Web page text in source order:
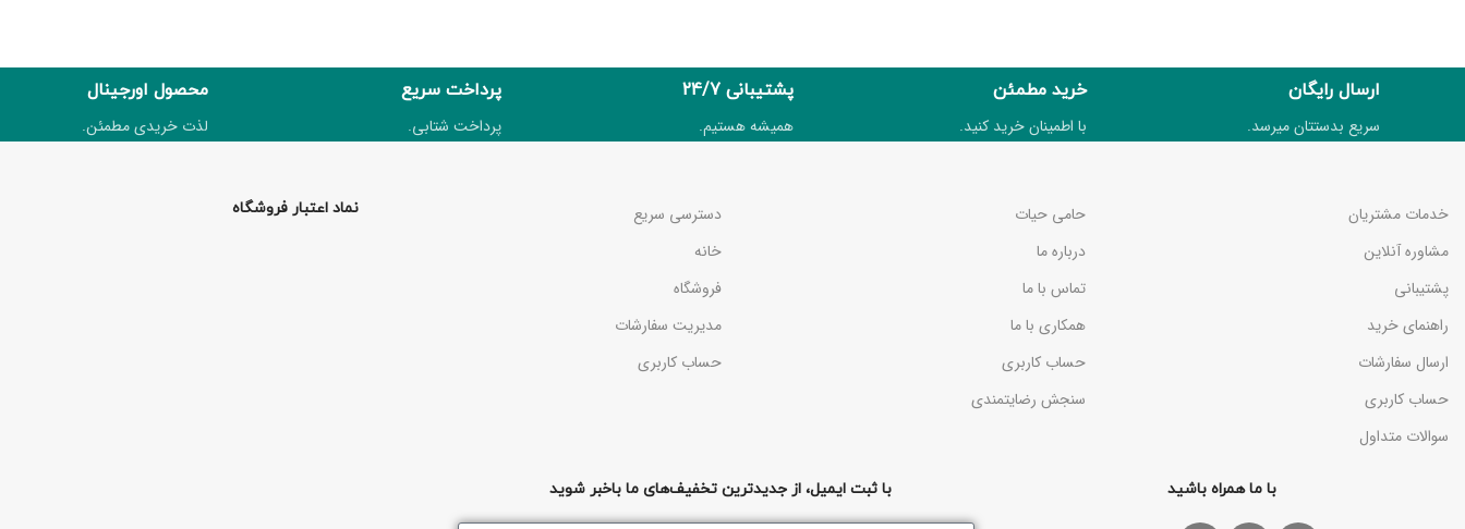
ارسال رایگان
سریع بدستتان میرسد.
خرید مطمئن
با اطمینان خرید کنید.
پشتیبانی 24/7
همیشه هستیم.
پرداخت سریع
پرداخت شتابی.
محصول اورجینال
لذت خریدی مطمئن.
خدمات مشتریان
مشاوره آنلاین
پشتیبانی
راهنمای خرید
ارسال سفارشات
حساب کاربری
سوالات متداول
حامی حیات
درباره ما
تماس با ما
همکاری با ما
حساب کاربری
سنجش رضایتمندی
دسترسی سریع
خانه
فروشگاه
مدیریت سفارشات
حساب کاربری
نماد اعتبار فروشگاه
با ما همراه باشید با ثبت ایمیل، از جدیدترین تخفیف‌های ما باخبر شوید